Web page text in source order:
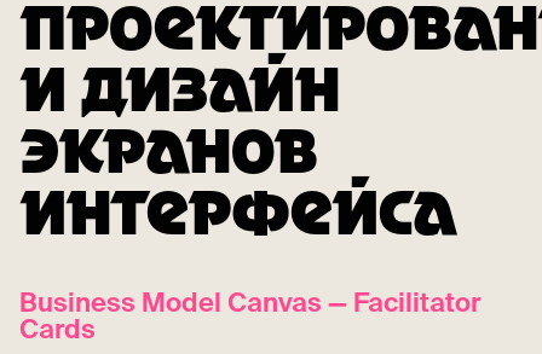
И ДИЗАЙН
ЭКРАНОВ
ИНТЕРФЕЙСА
Business Model Canvas — Facilitator
Cards